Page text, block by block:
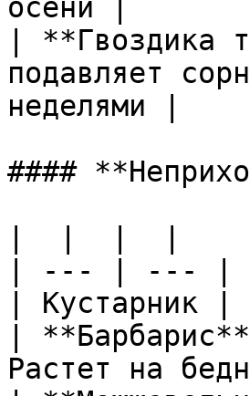
осени |
| **Гвоздика
подавляет
неделями |
####
| --- | --- |
| Кустарник |
|
Растет на